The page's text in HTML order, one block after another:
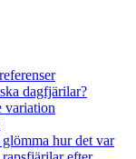
dagfjärilar?
variation
hur det var